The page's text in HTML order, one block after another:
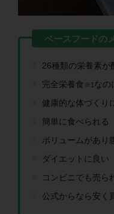
26種類の栄養素が
完全栄養食 ※1 なの
健康的な体づくり
簡単に食べられる
ボリュームがあり
ダイエットに良い
コンビニでも売ら
公式からなら安く